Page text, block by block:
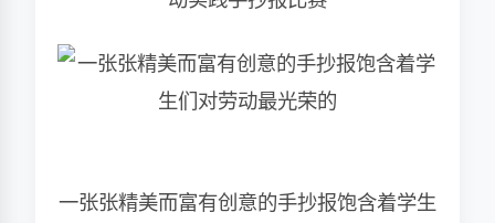
一张张精美而富有创意的手抄报饱含着学生